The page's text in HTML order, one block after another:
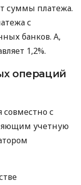
суммы платежа.
с
банков. А,
1,2%.
операций
совместно с
учетную